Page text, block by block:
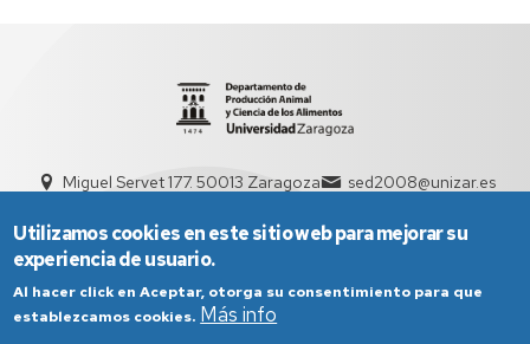
Miguel Servet 177. 50013 Zaragoza
sed2008@unizar.es
Utilizamos cookies en este sitio web para mejorar su
experiencia de usuario.
Al hacer click en Aceptar, otorga su consentimiento para que
establezcamos cookies. Más info